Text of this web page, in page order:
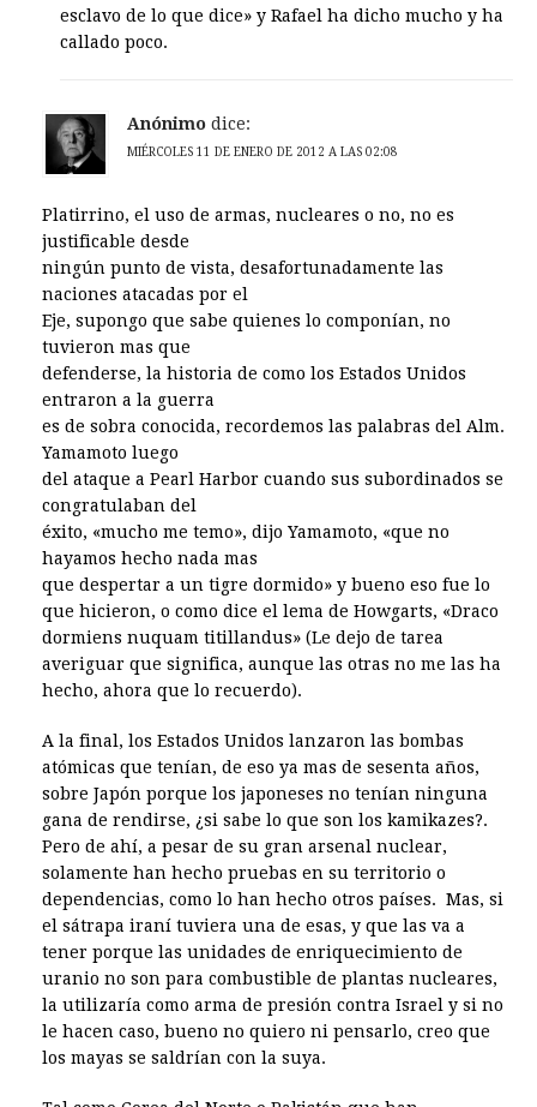
esclavo de lo que dice» y Rafael ha dicho mucho y ha
callado poco.
Anónimo dice:
MIÉRCOLES 11 DE ENERO DE 2012 A LAS 02:08
Platirrino, el uso de armas, nucleares o no, no es
justificable desde
ningún punto de vista, desafortunadamente las
naciones atacadas por el
Eje, supongo que sabe quienes lo componían, no
tuvieron mas que
defenderse, la historia de como los Estados Unidos
entraron a la guerra
es de sobra conocida, recordemos las palabras del Alm.
Yamamoto luego
del ataque a Pearl Harbor cuando sus subordinados se
congratulaban del
éxito, «mucho me temo», dijo Yamamoto, «que no
hayamos hecho nada mas
que despertar a un tigre dormido» y bueno eso fue lo
que hicieron, o como dice el lema de Howgarts, «Draco
dormiens nuquam titillandus» (Le dejo de tarea
averiguar que significa, aunque las otras no me las ha
hecho, ahora que lo recuerdo).
A la final, los Estados Unidos lanzaron las bombas
atómicas que tenían, de eso ya mas de sesenta años,
sobre Japón porque los japoneses no tenían ninguna
gana de rendirse, ¿si sabe lo que son los kamikazes?.
Pero de ahí, a pesar de su gran arsenal nuclear,
solamente han hecho pruebas en su territorio o
dependencias, como lo han hecho otros países. Mas, si
el sátrapa iraní tuviera una de esas, y que las va a
tener porque las unidades de enriquecimiento de
uranio no son para combustible de plantas nucleares,
la utilizaría como arma de presión contra Israel y si no
le hacen caso, bueno no quiero ni pensarlo, creo que
los mayas se saldrían con la suya.